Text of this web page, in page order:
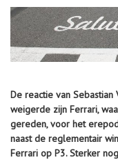
De reactie van
weigerde zijn Ferrari,
gereden, voor het
naast de reglementair
Ferrari op P3. Sterker